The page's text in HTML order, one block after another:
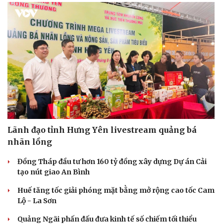
Lãnh đạo tỉnh Hưng Yên livestream quảng bá
nhãn lồng
Đồng Tháp đầu tư hơn 160 tỷ đồng xây dựng Dự án Cải
tạo nút giao An Bình
Huế tăng tốc giải phóng mặt bằng mở rộng cao tốc Cam
Lộ - La Sơn
Quảng Ngãi phấn đấu đưa kinh tế số chiếm tối thiểu